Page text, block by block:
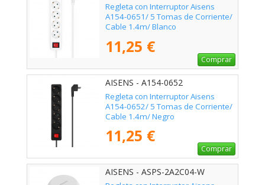
Regleta con Interruptor Aisens
A154-0651/ 5 Tomas de Corriente/
Cable 1.4m/ Blanco
11,25 €
Comprar
AISENS - A154-0652
Regleta con Interruptor Aisens
A154-0652/ 5 Tomas de Corriente/
Cable 1.4m/ Negro
11,25 €
Comprar
AISENS - ASPS-2A2C04-W